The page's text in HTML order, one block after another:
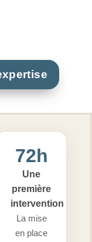
72h
Une
première
intervention
La mise
en place